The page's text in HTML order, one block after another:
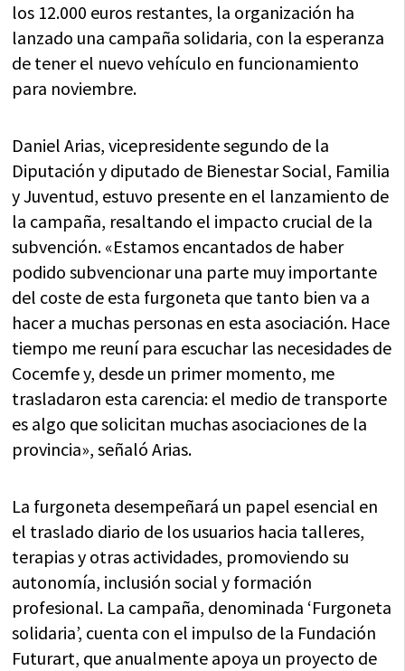
los 12.000 euros restantes, la organización ha
lanzado una campaña solidaria, con la esperanza
de tener el nuevo vehículo en funcionamiento
para noviembre.
Daniel Arias, vicepresidente segundo de la
Diputación y diputado de Bienestar Social, Familia
y Juventud, estuvo presente en el lanzamiento de
la campaña, resaltando el impacto crucial de la
subvención. «Estamos encantados de haber
podido subvencionar una parte muy importante
del coste de esta furgoneta que tanto bien va a
hacer a muchas personas en esta asociación. Hace
tiempo me reuní para escuchar las necesidades de
Cocemfe y, desde un primer momento, me
trasladaron esta carencia: el medio de transporte
es algo que solicitan muchas asociaciones de la
provincia», señaló Arias.
La furgoneta desempeñará un papel esencial en
el traslado diario de los usuarios hacia talleres,
terapias y otras actividades, promoviendo su
autonomía, inclusión social y formación
profesional. La campaña, denominada ‘Furgoneta
solidaria’, cuenta con el impulso de la Fundación
Futurart, que anualmente apoya un proyecto de